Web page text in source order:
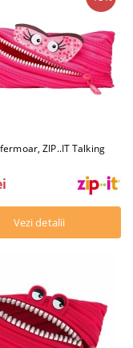
ZIP..IT Talking
Vezi detalii